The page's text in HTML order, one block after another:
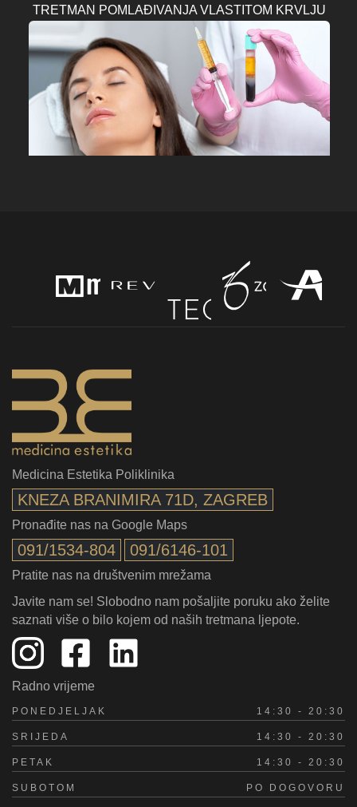
TRETMAN POMLAĐIVANJA VLASTITOM KRVLJU
Medicina Estetika Poliklinika
KNEZA BRANIMIRA 71D, ZAGREB
Pronađite nas na Google Maps
091/1534-804 091/6146-101
Pratite nas na društvenim mrežama
Javite nam se! Slobodno nam pošaljite poruku ako želite
saznati više o bilo kojem od naših tretmana ljepote.
Radno vrijeme
PONEDJELJAK 14:30 - 20:30
SRIJEDA 14:30 - 20:30
PETAK 14:30 - 20:30
SUBOTOM PO DOGOVORU